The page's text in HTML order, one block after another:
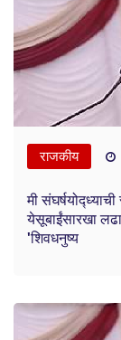
राजकीय
मी
येसूबाईंसारखा
'शिवधनुष्य